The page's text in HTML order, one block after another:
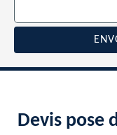
Devis pose